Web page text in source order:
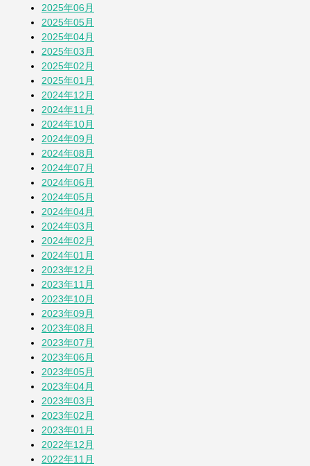
そら豆
「おばさん」は何歳まで？
2025年06月
2025年05月
2025年04月
2025年03月
2025年02月
2025年01月
2024年12月
2024年11月
2024年10月
2024年09月
2024年08月
2024年07月
2024年06月
2024年05月
2024年04月
2024年03月
2024年02月
2024年01月
2023年12月
2023年11月
2023年10月
2023年09月
2023年08月
2023年07月
2023年06月
2023年05月
2023年04月
2023年03月
2023年02月
2023年01月
2022年12月
2022年11月